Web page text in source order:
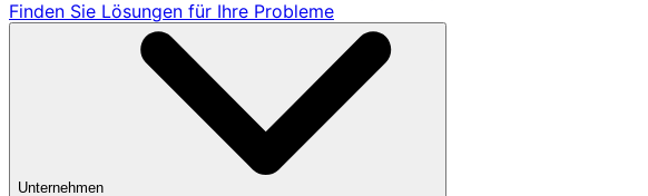
Finden Sie Lösungen für Ihre Probleme
Unternehmen